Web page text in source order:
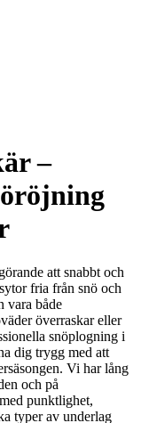
–
att snabbt och
fria från snö och
vara både
överraskar eller
snöplogning i
dig trygg med att
Vi har lång
och på
punktlighet,
typer av underlag